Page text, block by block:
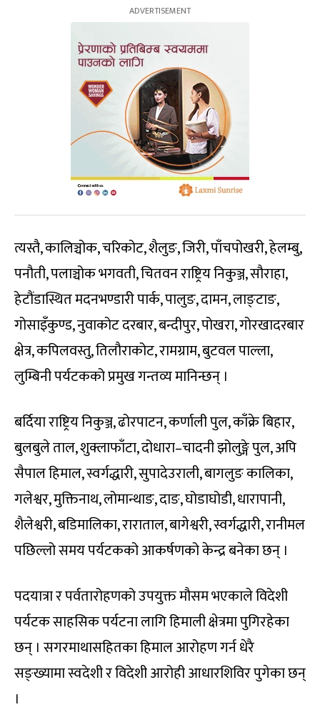
त्यस्तै, कालिञ्चोक, चरिकोट, शैलुङ, जिरी, पाँचपोखरी, हेलम्बु,
पनौती, पलाञ्चोक भगवती, चितवन राष्ट्रिय निकुञ्ज, सौराहा,
हेटौंडास्थित मदनभण्डारी पार्क, पालुङ, दामन, लाङ्टाङ,
गोसाइँकुण्ड, नुवाकोट दरबार, बन्दीपुर, पोखरा, गोरखादरबार
क्षेत्र, कपिलवस्तु, तिलौराकोट, रामग्राम, बुटवल पाल्ला,
लुम्बिनी पर्यटकको प्रमुख गन्तव्य मानिन्छन् ।
बर्दिया राष्ट्रिय निकुञ्ज, ढोरपाटन, कर्णाली पुल, काँक्रे बिहार,
बुलबुले ताल, शुक्लाफाँटा, दोधारा–चादनी झोलुङ्गे पुल, अपि
सैपाल हिमाल, स्वर्गद्धारी, सुपादेउराली, बागलुङ कालिका,
गलेश्वर, मुक्तिनाथ, लोमान्थाङ, दाङ, घोडाघोडी, धारापानी,
शैलेश्वरी, बडिमालिका, राराताल, बागेश्वरी, स्वर्गद्धारी, रानीमल
पछिल्लो समय पर्यटकको आकर्षणको केन्द्र बनेका छन् ।
पदयात्रा र पर्वतारोहणको उपयुक्त मौसम भएकाले विदेशी
पर्यटक साहसिक पर्यटना लागि हिमाली क्षेत्रमा पुगिरहेका
छन् । सगरमाथासहितका हिमाल आरोहण गर्न धेरै
सङ्ख्यामा स्वदेशी र विदेशी आरोही आधारशिविर पुगेका छन्
।